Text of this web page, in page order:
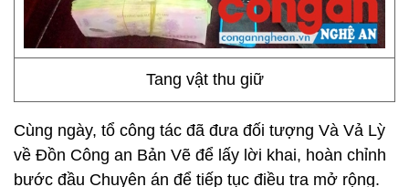
Tang vật thu giữ
Cùng ngày, tổ công tác đã đưa đối tượng Và Vả Lỳ
về Đồn Công an Bản Vẽ để lấy lời khai, hoàn chỉnh
bước đầu Chuyên án để tiếp tục điều tra mở rộng.